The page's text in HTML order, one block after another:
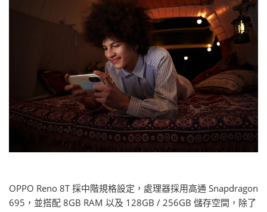
OPPO Reno 8T 採中階規格設定，處理器採用高通 Snapdragon
695，並搭配 8GB RAM 以及 128GB / 256GB 儲存空間，除了